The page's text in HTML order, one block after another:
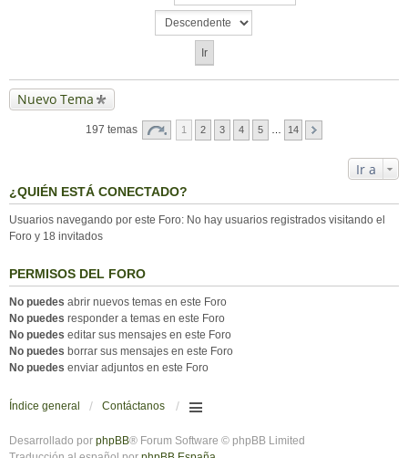
Nuevo Tema
197 temas 1 2 3 4 5 14
Ir a
¿QUIÉN ESTÁ CONECTADO?
Usuarios navegando por este Foro: No hay usuarios registrados visitando el
Foro y 18 invitados
PERMISOS DEL FORO
No puedes abrir nuevos temas en este Foro
No puedes responder a temas en este Foro
No puedes editar sus mensajes en este Foro
No puedes borrar sus mensajes en este Foro
No puedes enviar adjuntos en este Foro
Índice general Contáctanos
Desarrollado por phpBB® Forum Software © phpBB Limited